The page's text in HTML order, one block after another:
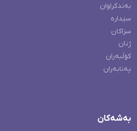
بەندکراوان
سێدارە
سزاکان
ژنان
کۆڵبەران
پەنابەران
بەشەکان